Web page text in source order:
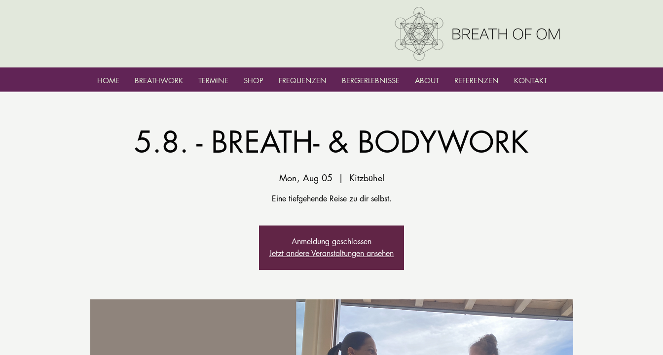
HOME BREATHWORK TERMINE SHOP FREQUENZEN BERGERLEBNISSE ABOUT REFERENZEN KONTAKT
5.8. - BREATH- & BODYWORK
Mon, Aug 05
  |
Kitzbühel
Eine tiefgehende Reise zu dir selbst.
Anmeldung geschlossen
Jetzt andere Veranstaltungen ansehen